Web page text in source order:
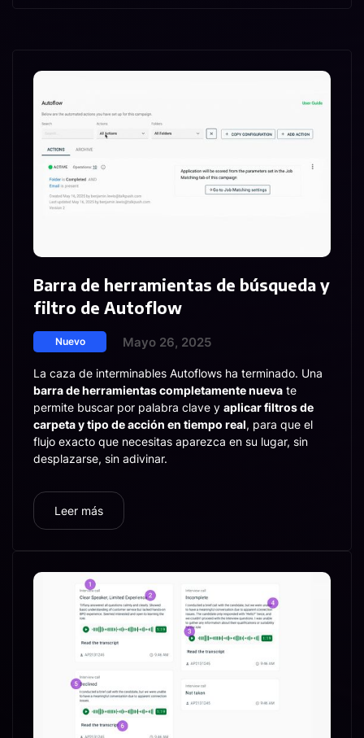
Barra de herramientas de búsqueda y
filtro de Autoflow
Nuevo Mayo 26, 2025
La caza de interminables Autoflows ha terminado. Una
barra de herramientas completamente nueva te
permite buscar por palabra clave y aplicar filtros de
carpeta y tipo de acción en tiempo real, para que el
flujo exacto que necesitas aparezca en su lugar, sin
desplazarse, sin adivinar.
Leer más